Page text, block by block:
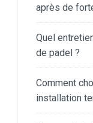
après de
Quel
de padel ?
Comment
installation